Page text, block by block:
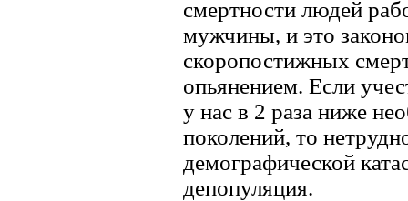
смертности людей
мужчины, и это
скоропостижных
опьянением. Если
у нас в 2 раза ниже
поколений, то
демографической
депопуляция.